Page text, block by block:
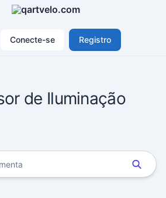
Conecte-se Registro
de Iluminação